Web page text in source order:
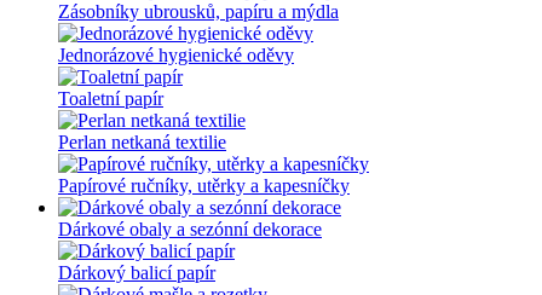
Zásobníky ubrousků, papíru a mýdla
Jednorázové hygienické oděvy
Toaletní papír
Perlan netkaná textilie
Papírové ručníky, utěrky a kapesníčky
Dárkové obaly a sezónní dekorace
Dárkový balicí papír